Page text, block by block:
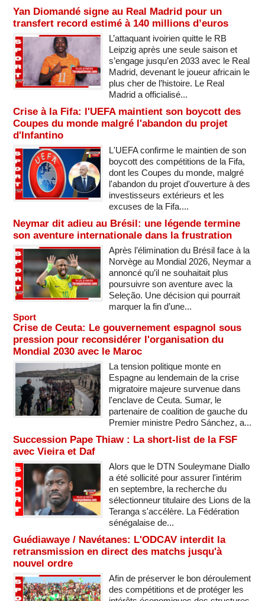
Yan Diomandé signe au Real Madrid pour un
transfert record estimé à 140 millions d’euros
L’attaquant ivoirien quitte le RB
Leipzig après une seule saison et
s’engage jusqu’en 2033 avec le Real
Madrid, devenant le joueur africain le
plus cher de l’histoire. Le Real
Madrid a officialisé...
Crise à la Fifa: l'UEFA maintient son boycott des
Coupes du monde malgré l'abandon du projet
d'Infantino
L'UEFA confirme le maintien de son
boycott des compétitions de la Fifa,
dont les Coupes du monde, malgré
l'abandon du projet d'ouverture à des
investisseurs extérieurs et les
excuses de la Fifa....
Neymar dit adieu au Brésil: une légende termine
son aventure internationale dans la frustration
Après l’élimination du Brésil face à la
Norvège au Mondial 2026, Neymar a
annoncé qu’il ne souhaitait plus
poursuivre son aventure avec la
Seleção. Une décision qui pourrait
marquer la fin d’une...
Sport
Crise de Ceuta: Le gouvernement espagnol sous
pression pour reconsidérer l'organisation du
Mondial 2030 avec le Maroc
La tension politique monte en
Espagne au lendemain de la crise
migratoire majeure survenue dans
l'enclave de Ceuta. Sumar, le
partenaire de coalition de gauche du
Premier ministre Pedro Sánchez, a...
Succession Pape Thiaw : La short-list de la FSF
avec Vieira et Daf
Alors que le DTN Souleymane Diallo
a été sollicité pour assurer l'intérim
en septembre, la recherche du
sélectionneur titulaire des Lions de la
Teranga s'accélère. La Fédération
sénégalaise de...
Guédiawaye / Navétanes: L'ODCAV interdit la
retransmission en direct des matchs jusqu'à
nouvel ordre
Afin de préserver le bon déroulement
des compétitions et de protéger les